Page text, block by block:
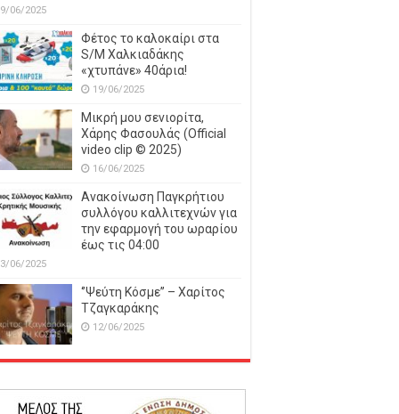
06/2025
Φέτος το καλοκαίρι στα
S/M Χαλκιαδάκης
«χτυπάνε» 40άρια!
19/06/2025
Μικρή μου σενιορίτα,
Χάρης Φασουλάς (Official
video clip © 2025)
16/06/2025
Ανακοίνωση Παγκρήτιου
συλλόγου καλλιτεχνών για
την εφαρμογή του ωραρίου
έως τις 04:00
06/2025
‘’Ψεύτη Κόσμε’’ – Χαρίτος
Τζαγκαράκης
12/06/2025